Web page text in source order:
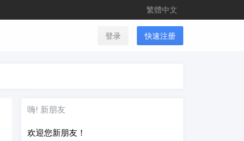
繁體中文
登录 快速注册
嗨! 新朋友
欢迎您新朋友！